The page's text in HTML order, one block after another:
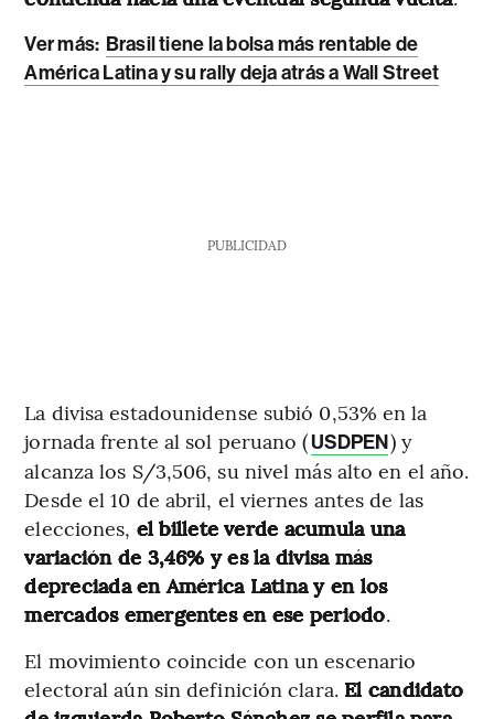
Ver más: Brasil tiene la bolsa más rentable de
América Latina y su rally deja atrás a Wall Street
PUBLICIDAD
La divisa estadounidense subió 0,53% en la
jornada frente al sol peruano (USDPEN) y
alcanza los S/3,506, su nivel más alto en el año.
Desde el 10 de abril, el viernes antes de las
elecciones, el billete verde acumula una
variación de 3,46% y es la divisa más
depreciada en América Latina y en los
mercados emergentes en ese periodo.
El movimiento coincide con un escenario
electoral aún sin definición clara.El candidato